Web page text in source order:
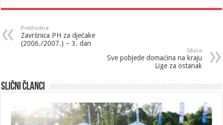
Prethodna
Završnica PH za dječake
(2006./2007.) – 3. dan
Iduća
Sve pobjede domaćina na kraju
Lige za ostanak
Slični članci